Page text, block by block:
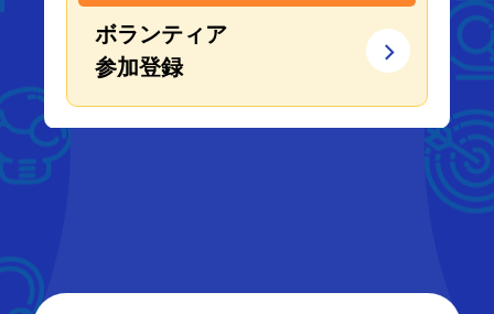
ボランティア
参加登録